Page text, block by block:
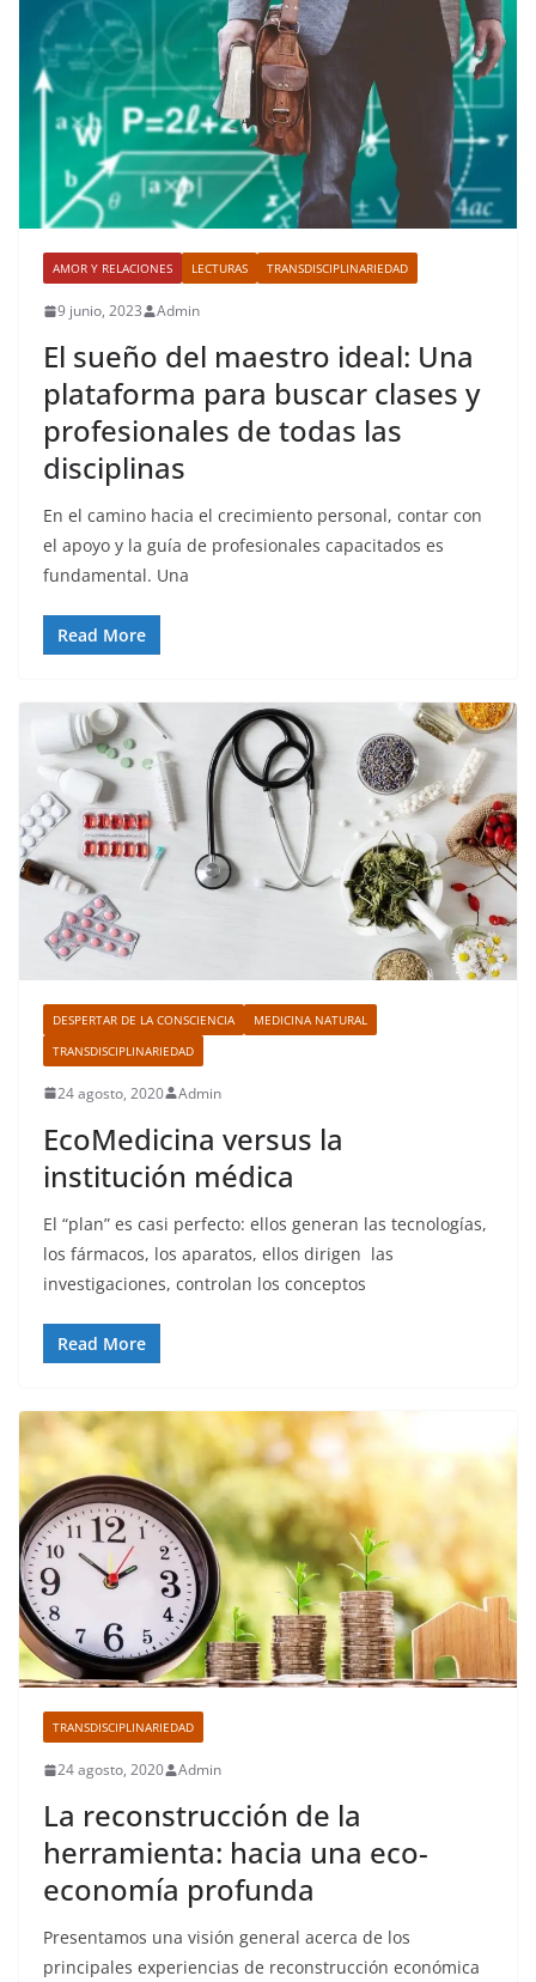
AMOR Y RELACIONES LECTURAS TRANSDISCIPLINARIEDAD
9 junio, 2023 Admin
El sueño del maestro ideal: Una
plataforma para buscar clases y
profesionales de todas las
disciplinas
En el camino hacia el crecimiento personal, contar con
el apoyo y la guía de profesionales capacitados es
fundamental. Una
Read More
DESPERTAR DE LA CONSCIENCIA
MEDICINA NATURAL
TRANSDISCIPLINARIEDAD
24 agosto, 2020 Admin
EcoMedicina versus la
institución médica
El “plan” es casi perfecto: ellos generan las tecnologías,
los fármacos, los aparatos, ellos dirigen las
investigaciones, controlan los conceptos
Read More
TRANSDISCIPLINARIEDAD
24 agosto, 2020 Admin
La reconstrucción de la
herramienta: hacia una eco-
economía profunda
Presentamos una visión general acerca de los
principales experiencias de reconstrucción económica